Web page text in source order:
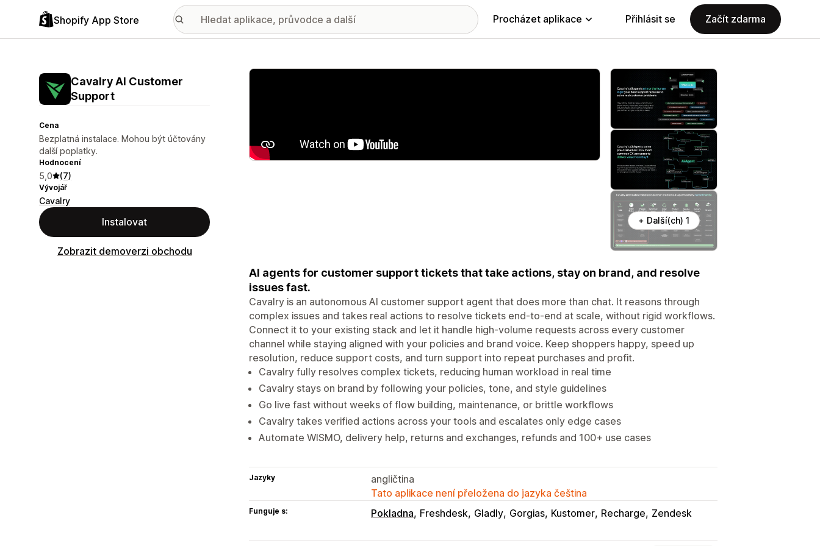
Shopify App Store Procházet aplikace Přihlásit se Začít zdarma
Cavalry AI Customer
Support
Cena
Bezplatná instalace. Mohou být účtovány
další poplatky.
Hodnocení
5,0 (7)
Vývojář
Cavalry
Instalovat
Zobrazit demoverzi obchodu
Galerie propagovaných obrázků
+ Další(ch) 1
AI agents for customer support tickets that take actions, stay on brand, and resolve
issues fast.
Cavalry is an autonomous AI customer support agent that does more than chat. It reasons through
complex issues and takes real actions to resolve tickets end-to-end at scale, without rigid workflows.
Connect it to your existing stack and let it handle high-volume requests across every customer
channel while staying aligned with your policies and brand voice. Keep shoppers happy, speed up
resolution, reduce support costs, and turn support into repeat purchases and profit.
Cavalry fully resolves complex tickets, reducing human workload in real time
Cavalry stays on brand by following your policies, tone, and style guidelines
Go live fast without weeks of flow building, maintenance, or brittle workflows
Cavalry takes verified actions across your tools and escalates only edge cases
Automate WISMO, delivery help, returns and exchanges, refunds and 100+ use cases
Jazyky
angličtina
Tato aplikace není přeložena do jazyka čeština
Funguje s: Pokladna Freshdesk Gladly Gorgias Kustomer Recharge Zendesk